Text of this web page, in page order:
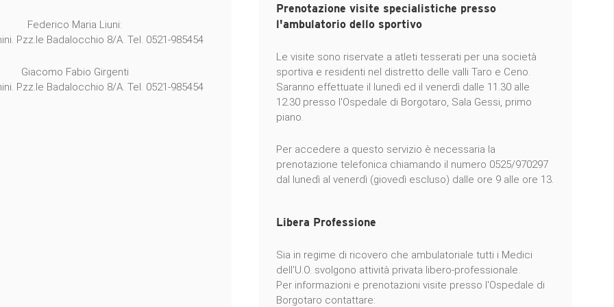
Federico Maria Liuni:
Pzz.le Badalocchio 8/A. Tel. 0521-985454
Giacomo Fabio Girgenti
Pzz.le Badalocchio 8/A. Tel. 0521-985454
Prenotazione visite specialistiche presso
l'ambulatorio dello sportivo
Le visite sono riservate a atleti tesserati per una società
sportiva e residenti nel distretto delle valli Taro e Ceno.
Saranno effettuate il lunedì ed il venerdì dalle 11.30 alle
12.30 presso l'Ospedale di Borgotaro, Sala Gessi, primo
piano.
Per accedere a questo servizio è necessaria la
prenotazione telefonica chiamando il numero 0525/970297
dal lunedì al venerdì (giovedì escluso) dalle ore 9 alle ore 13.
Libera Professione
Sia in regime di ricovero che ambulatoriale tutti i Medici
dell'U.O. svolgono attività privata libero-professionale.
Per informazioni e prenotazioni visite presso l'Ospedale di
Borgotaro contattare: